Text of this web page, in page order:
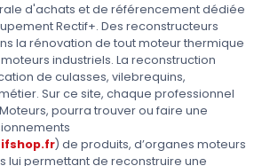
d'achats et de référencement dédiée
Rectif+. Des reconstructeurs
la rénovation de tout moteur thermique
industriels. La reconstruction
de culasses, vilebrequins,
Sur ce site, chaque professionnel
pourra trouver ou faire une
) de produits, d’organes moteurs
lui permettant de reconstruire une